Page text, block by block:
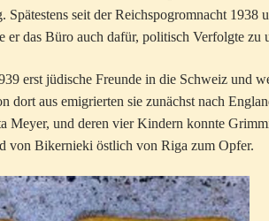
Spätestens seit der Reichspogromnacht
er das Büro auch dafür, politisch Verfolgte zu
erst jüdische Freunde in die Schweiz und
dort aus emigrierten sie zunächst nach
Meyer, und deren vier Kindern konnte
von Bikernieki östlich von Riga zum Opfer.